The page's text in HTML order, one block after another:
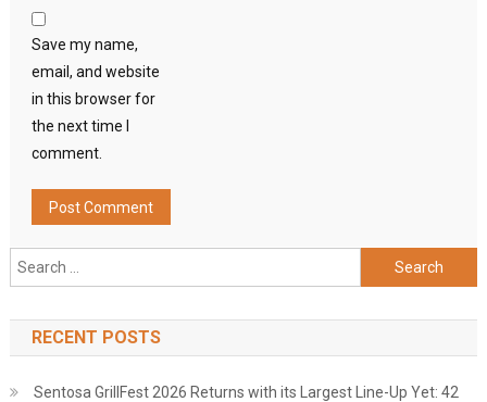
Save my name,
email, and website
in this browser for
the next time I
comment.
Search
for:
RECENT POSTS
Sentosa GrillFest 2026 Returns with its Largest Line-Up Yet: 42